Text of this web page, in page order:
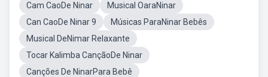
Cam CaoDe Ninar
Musical OaraNinar
Can CaoDe Ninar 9
Músicas ParaNinar Bebês
Musical DeNimar Relaxante
Tocar Kalimba CançãoDe Ninar
Canções De NinarPara Bebê